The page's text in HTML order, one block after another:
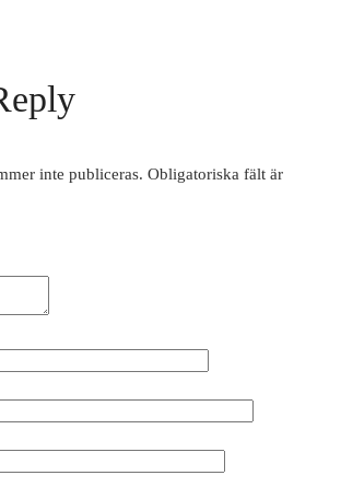
inte publiceras. Obligatoriska fält är